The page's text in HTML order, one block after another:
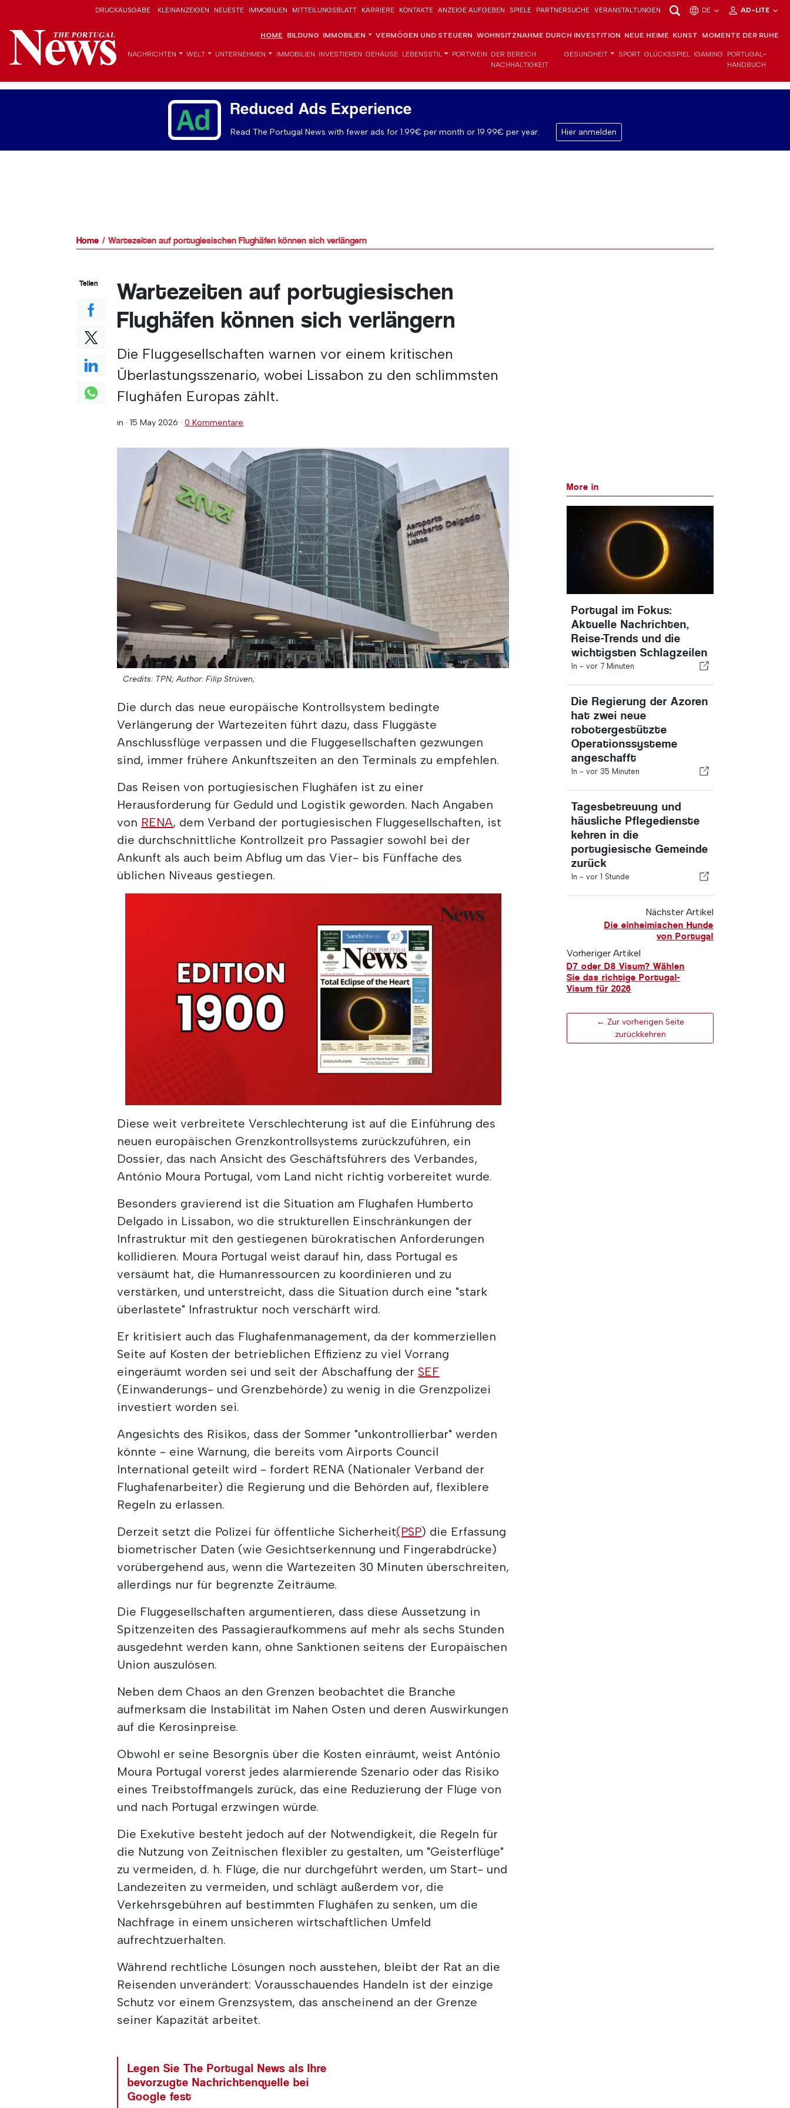
DRUCKAUSGABE KLEINANZEIGEN NEUESTE IMMOBILIEN MITTEILUNGSBLATT KARRIERE KONTAKTE ANZEIGE AUFGEBEN SPIELE PARTNERSUCHE VERANSTALTUNGEN DE AD-LITE
HOME BILDUNG IMMOBILIEN VERMÖGEN UND STEUERN WOHNSITZNAHME DURCH INVESTITION NEUE HEIME KUNST MOMENTE DER RUHE
NACHRICHTEN WELT UNTERNEHMEN IMMOBILIEN INVESTIEREN GEHÄUSE LEBENSSTIL PORTWEIN DER BEREICH
NACHHALTIGKEIT
GESUNDHEIT SPORT GLÜCKSSPIEL IGAMING
PORTUGAL-
HANDBUCH
Reduced Ads Experience
Read The Portugal News with fewer ads for 1.99€ per month or 19.99€ per year. Hier anmelden
Home Wartezeiten auf portugiesischen Flughäfen können sich verlängern
Wartezeiten auf portugiesischen
Flughäfen können sich verlängern
Die Fluggesellschaften warnen vor einem kritischen
Überlastungsszenario, wobei Lissabon zu den schlimmsten
Flughäfen Europas zählt.
in ·15 May 2026 ·0 Kommentare
Credits: TPN; Author: Filip Strüven;
Die durch das neue europäische Kontrollsystem bedingte
Verlängerung der Wartezeiten führt dazu, dass Fluggäste
Anschlussflüge verpassen und die Fluggesellschaften gezwungen
sind, immer frühere Ankunftszeiten an den Terminals zu empfehlen.
Das Reisen von portugiesischen Flughäfen ist zu einer
Herausforderung für Geduld und Logistik geworden. Nach Angaben
von RENA, dem Verband der portugiesischen Fluggesellschaften, ist
die durchschnittliche Kontrollzeit pro Passagier sowohl bei der
Ankunft als auch beim Abflug um das Vier- bis Fünffache des
üblichen Niveaus gestiegen.
Diese weit verbreitete Verschlechterung ist auf die Einführung des
neuen europäischen Grenzkontrollsystems zurückzuführen, ein
Dossier, das nach Ansicht des Geschäftsführers des Verbandes,
António Moura Portugal, vom Land nicht richtig vorbereitet wurde.
Besonders gravierend ist die Situation am Flughafen Humberto
Delgado in Lissabon, wo die strukturellen Einschränkungen der
Infrastruktur mit den gestiegenen bürokratischen Anforderungen
kollidieren. Moura Portugal weist darauf hin, dass Portugal es
versäumt hat, die Humanressourcen zu koordinieren und zu
verstärken, und unterstreicht, dass die Situation durch eine "stark
überlastete" Infrastruktur noch verschärft wird.
Er kritisiert auch das Flughafenmanagement, da der kommerziellen
Seite auf Kosten der betrieblichen Effizienz zu viel Vorrang
eingeräumt worden sei und seit der Abschaffung der SEF
(Einwanderungs- und Grenzbehörde) zu wenig in die Grenzpolizei
investiert worden sei.
Angesichts des Risikos, dass der Sommer "unkontrollierbar" werden
könnte - eine Warnung, die bereits vom Airports Council
International geteilt wird - fordert RENA (Nationaler Verband der
Flughafenarbeiter) die Regierung und die Behörden auf, flexiblere
Regeln zu erlassen.
Derzeit setzt die Polizei für öffentliche Sicherheit(PSP) die Erfassung
biometrischer Daten (wie Gesichtserkennung und Fingerabdrücke)
vorübergehend aus, wenn die Wartezeiten 30 Minuten überschreiten,
allerdings nur für begrenzte Zeiträume.
Die Fluggesellschaften argumentieren, dass diese Aussetzung in
Spitzenzeiten des Passagieraufkommens auf mehr als sechs Stunden
ausgedehnt werden kann, ohne Sanktionen seitens der Europäischen
Union auszulösen.
Neben dem Chaos an den Grenzen beobachtet die Branche
aufmerksam die Instabilität im Nahen Osten und deren Auswirkungen
auf die Kerosinpreise.
Obwohl er seine Besorgnis über die Kosten einräumt, weist António
Moura Portugal vorerst jedes alarmierende Szenario oder das Risiko
eines Treibstoffmangels zurück, das eine Reduzierung der Flüge von
und nach Portugal erzwingen würde.
Die Exekutive besteht jedoch auf der Notwendigkeit, die Regeln für
die Nutzung von Zeitnischen flexibler zu gestalten, um "Geisterflüge"
zu vermeiden, d. h. Flüge, die nur durchgeführt werden, um Start- und
Landezeiten zu vermeiden, und schlägt außerdem vor, die
Verkehrsgebühren auf bestimmten Flughäfen zu senken, um die
Nachfrage in einem unsicheren wirtschaftlichen Umfeld
aufrechtzuerhalten.
Während rechtliche Lösungen noch ausstehen, bleibt der Rat an die
Reisenden unverändert: Vorausschauendes Handeln ist der einzige
Schutz vor einem Grenzsystem, das anscheinend an der Grenze
seiner Kapazität arbeitet.
Legen Sie The Portugal News als Ihre
bevorzugte Nachrichtenquelle bei
Google fest
Teilen
More in
Portugal im Fokus:
Aktuelle Nachrichten,
Reise-Trends und die
wichtigsten Schlagzeilen
In - vor 7 Minuten
Die Regierung der Azoren
hat zwei neue
robotergestützte
Operationssysteme
angeschafft
In - vor 35 Minuten
Tagesbetreuung und
häusliche Pflegedienste
kehren in die
portugiesische Gemeinde
zurück
In - vor 1 Stunde
Nächster Artikel
Die einheimischen Hunde
von Portugal
Vorheriger Artikel
D7 oder D8 Visum? Wählen
Sie das richtige Portugal-
Visum für 2026
← Zur vorherigen Seite
zurückkehren